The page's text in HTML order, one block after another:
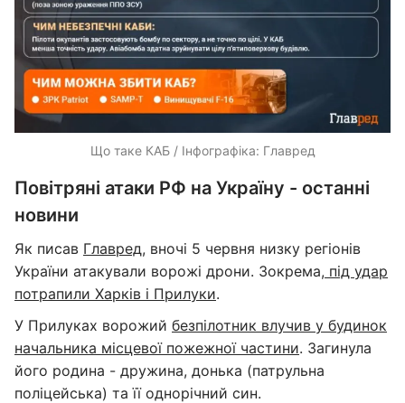
Що таке КАБ / Інфографіка: Главред
Повітряні атаки РФ на Україну - останні
новини
Як писав Главред, вночі 5 червня низку регіонів
України атакували ворожі дрони. Зокрема, під удар
потрапили Харків і Прилуки.
У Прилуках ворожий безпілотник влучив у будинок
начальника місцевої пожежної частини. Загинула
його родина - дружина, донька (патрульна
поліцейська) та її однорічний син.